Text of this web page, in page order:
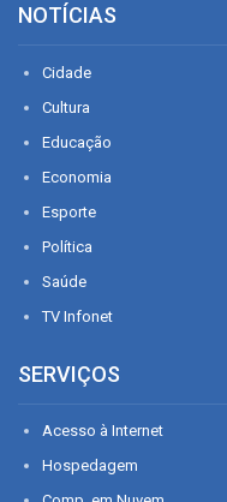
NOTÍCIAS
Cidade
Cultura
Educação
Economia
Esporte
Política
Saúde
TV Infonet
SERVIÇOS
Acesso à Internet
Hospedagem